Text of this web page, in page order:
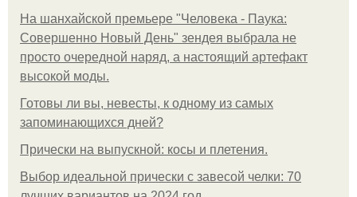
На шанхайской премьере "Человека - Паука:
Совершенно Новый День" зендея выбрала не
просто очередной наряд, а настоящий артефакт
высокой моды.
Готовы ли вы, невесты, к одному из самых
запоминающихся дней?
Прически на выпускной: косы и плетения.
Выбор идеальной прически с завесой челки: 70